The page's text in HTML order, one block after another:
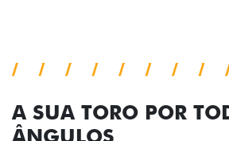
A SUA TORO POR
ÂNGULOS